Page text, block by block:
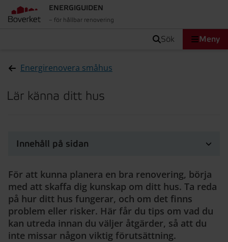
ENERGIGUIDEN
– för hållbar renovering
sök Meny
Energirenovera småhus
Lär känna ditt hus
Innehåll på sidan
För att kunna planera en bra renovering, börja
med att skaffa dig kunskap om ditt hus. Ta reda
på hur ditt hus fungerar, och om det finns
problem eller risker. Här får du tips om vad du
kan utreda innan du väljer åtgärder, så att du
inte missar någon viktig förutsättning.